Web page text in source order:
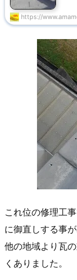
修
理
人！
https://
これ位の修理工
に御直しする事
他の地域より瓦
くありました。